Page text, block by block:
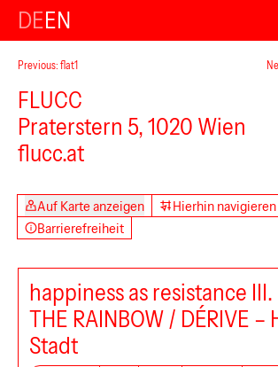
DEEN
Previous: flat1
FLUCC
Praterstern 5, 1020 Wien
flucc.at
Auf Karte anzeigen
Hierhin navigieren
Barrierefreiheit
happiness as resistance III.
THE RAINBOW / DÉRIVE
Stadt